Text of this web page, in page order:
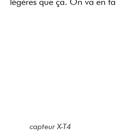
capteur X-T4